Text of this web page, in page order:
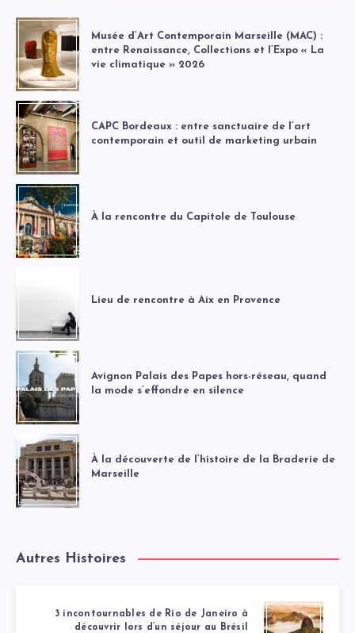
Musée d’Art Contemporain Marseille (MAC) :
entre Renaissance, Collections et l’Expo « La
vie climatique » 2026
CAPC Bordeaux : entre sanctuaire de l’art
contemporain et outil de marketing urbain
À la rencontre du Capitole de Toulouse
Lieu de rencontre à Aix en Provence
Avignon Palais des Papes hors-réseau, quand
la mode s’effondre en silence
À la découverte de l’histoire de la Braderie de
Marseille
Autres Histoires
3 incontournables de Rio de Janeiro à
découvrir lors d’un séjour au Brésil